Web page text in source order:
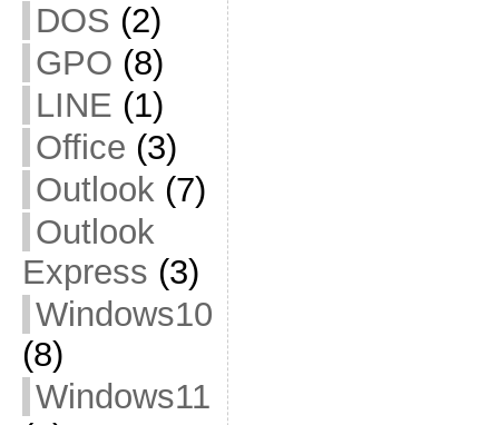
DOS (2)
GPO (8)
LINE (1)
Office (3)
Outlook(7)
Outlook
Express (3)
Windows10
(8)
Windows11